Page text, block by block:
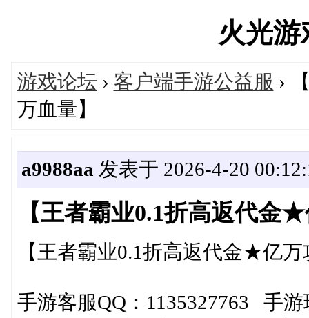
火光
游戏论坛 › 客户端手游公益服 ›
万血量】
a9988aa 发表于 2026-4-20
【王者霸业0.1折高返代金
【王者霸业0.1折高返代金★亿
手游客服QQ：1135327763 手游